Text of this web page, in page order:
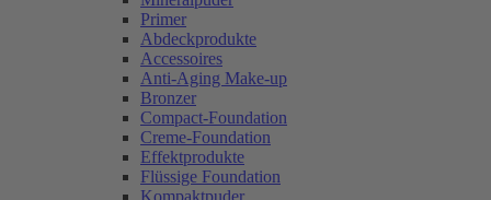
Primer
Abdeckprodukte
Accessoires
Anti-Aging Make-up
Bronzer
Compact-Foundation
Creme-Foundation
Effektprodukte
Flüssige Foundation
Kompaktpuder